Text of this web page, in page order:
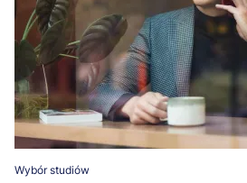
Wybór studiów